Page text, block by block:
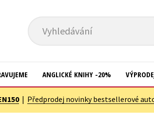
Vyhledávání
ANGLICKÉ KNIHY -20%
| Předprodej novinky bestsellerové